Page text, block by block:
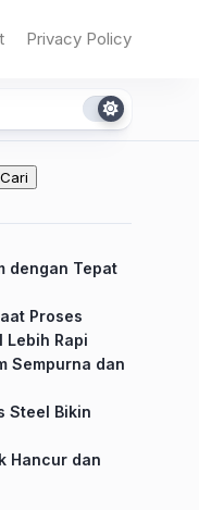
Privacy Policy
Cari
dengan Tepat
Proses
Lebih Rapi
Sempurna dan
Steel Bikin
Hancur dan